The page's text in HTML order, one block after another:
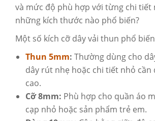
và mức độ phù hợp với từng chi tiết
những kích thước nào phổ biến?
Một số kích cỡ dây vải thun phổ
Thun 5mm: Thường dùng cho
dây rút nhẹ hoặc chi tiết nhỏ
cao.
Cỡ 8mm: Phù hợp cho quần áo
cạp nhỏ hoặc sản phẩm trẻ em.